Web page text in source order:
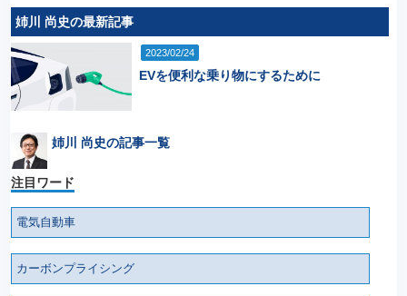
姉川 尚史の最新記事
2023/02/24
EVを便利な乗り物にするために
姉川 尚史の記事一覧
注目ワード
電気自動車
カーボンプライシング